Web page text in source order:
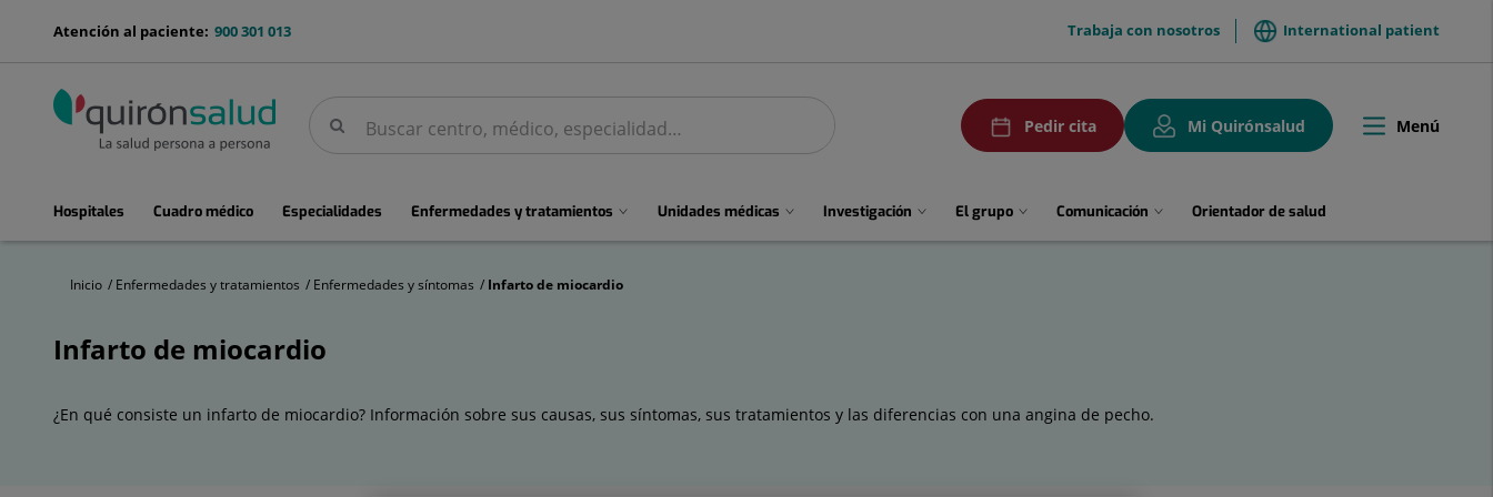
menu-
900 301 013
Atención al paciente: menuTop
Trabaja con nosotros International patient
BuscarBuscar
menuPedirCita
Pedir cita
Mi Quirónsalud
Toggle
Menú
menuPrincipal
Hospitales Cuadro médico Especialidades Enfermedades y tratamientos Unidades médicas Investigación El grupo Comunicación Orientador de salud
Inicio Enfermedades y tratamientos Enfermedades y síntomas Infarto de miocardio
Infarto
miocardio
Infarto de miocardio
¿En qué consiste un infarto de miocardio? Información sobre sus causas, sus síntomas, sus tratamientos y las diferencias con una angina de pecho.